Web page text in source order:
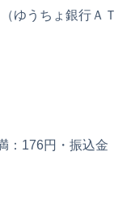
ゆうちょ銀行ＡＴ
：176円・振込金